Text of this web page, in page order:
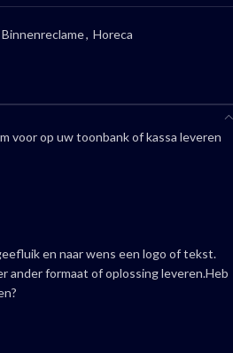
Binnenreclame, Horeca
voor op uw toonbank of kassa leveren
en naar wens een logo of tekst.
ander formaat of oplossing leveren.Heb